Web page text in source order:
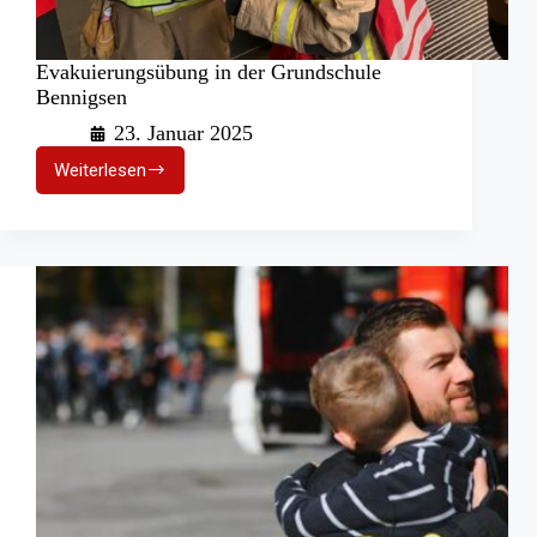
Evakuierungsübung in der Grundschule
Bennigsen
23. Januar 2025
WeiterlesenEvakuierungsübung
in
Bennigsen